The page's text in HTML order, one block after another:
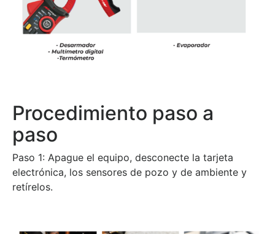
Procedimiento paso a
paso
Paso 1: Apague el equipo, desconecte la tarjeta
electrónica, los sensores de pozo y de ambiente y
retírelos.